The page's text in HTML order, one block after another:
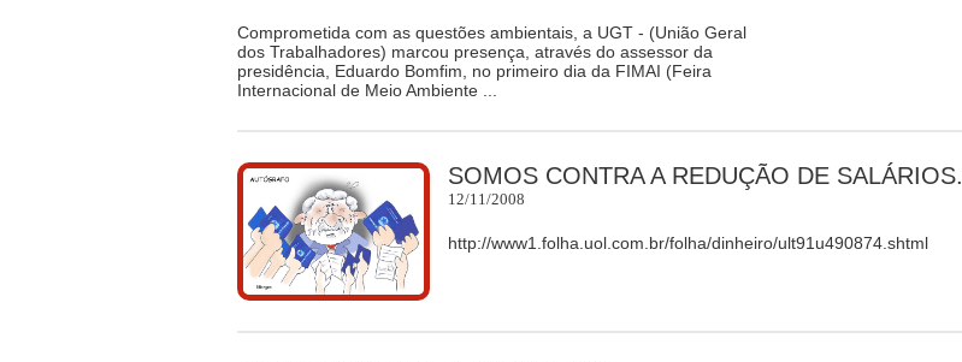
Comprometida com as questões ambientais, a UGT - (União Geral
dos Trabalhadores) marcou presença, através do assessor da
presidência, Eduardo Bomfim, no primeiro dia da FIMAI (Feira
Internacional de Meio Ambiente ...
SOMOS CONTRA A REDUÇÃO DE SALÁRIOS.
12/11/2008
http://www1.folha.uol.com.br/folha/dinheiro/ult91u490874.shtml